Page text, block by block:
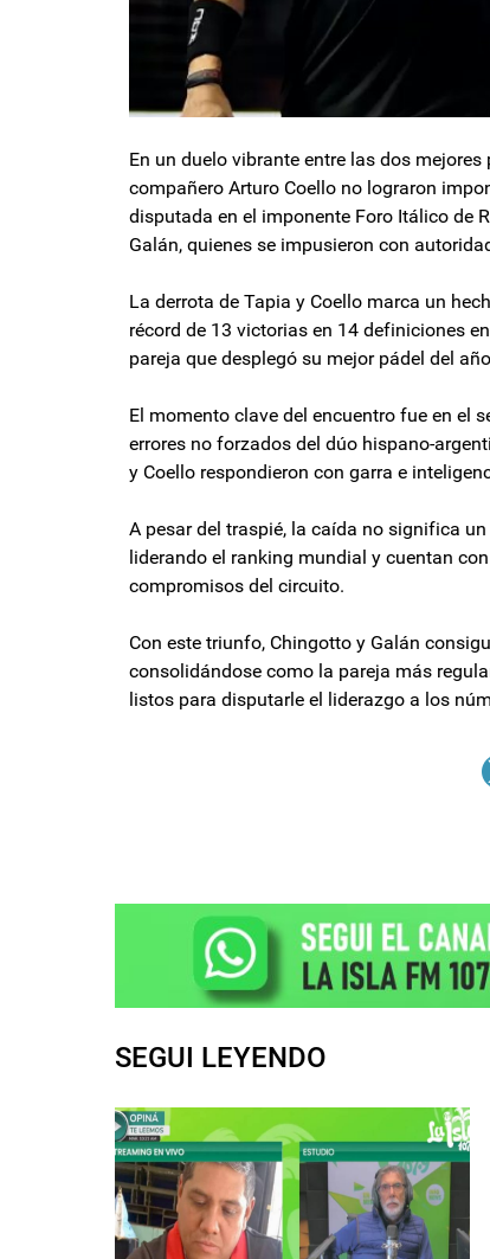
En un duelo vibrante entre las dos
compañero Arturo Coello no lograron
disputada en el imponente Foro Itálico de
Galán, quienes se impusieron con
La derrota de Tapia y Coello marca un
récord de 13 victorias en 14 definiciones
pareja que desplegó su mejor pádel del
El momento clave del encuentro fue en el
errores no forzados del dúo hispano-
y Coello respondieron con garra e
A pesar del traspié, la caída no significa
liderando el ranking mundial y cuentan
compromisos del circuito.
Con este triunfo, Chingotto y Galán
consolidándose como la pareja más
listos para disputarle el liderazgo a los
SEGUI LEYENDO